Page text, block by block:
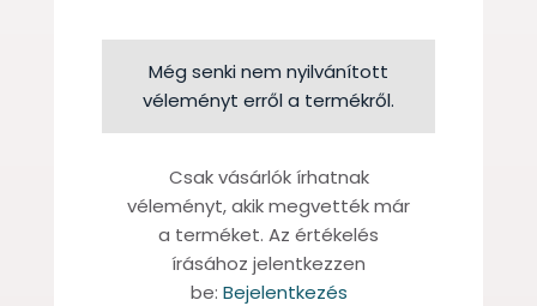
Még senki nem nyilvánított
véleményt erről a termékről.
Csak vásárlók írhatnak
véleményt, akik megvették már
a terméket. Az értékelés
írásához jelentkezzen
be: Bejelentkezés